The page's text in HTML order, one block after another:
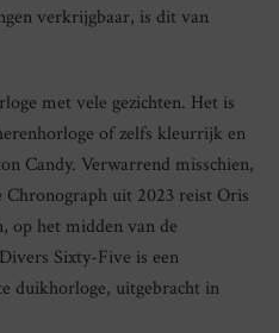
verkrijgbaar, is dit van
met vele gezichten. Het is
of zelfs kleurrijk en
Candy. Verwarrend misschien,
uit 2023 reist Oris
op het midden van de
Sixty-Five is een
duikhorloge, uitgebracht in